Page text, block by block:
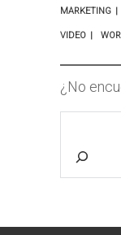
MARKETING
VIDEO
¿No